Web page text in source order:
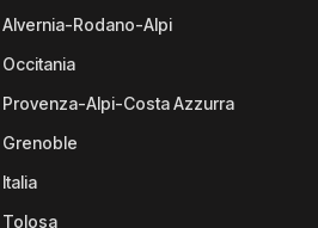
Alvernia-Rodano-Alpi
Provenza-Alpi-Costa Azzurra
Grenoble
Tolosa